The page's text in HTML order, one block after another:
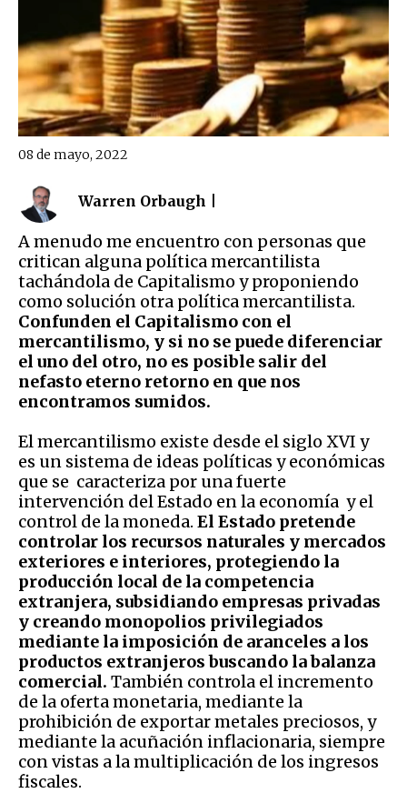
Warren Orbaugh |
08 de mayo, 2022
A menudo me encuentro con personas que
critican alguna política mercantilista
tachándola de Capitalismo y proponiendo
como solución otra política mercantilista.
Confunden el Capitalismo con el
mercantilismo, y si no se puede diferenciar
el uno del otro, no es posible salir del
nefasto eterno retorno en que nos
encontramos sumidos.
El mercantilismo existe desde el siglo XVI y
es un sistema de ideas políticas y económicas
que se caracteriza por una fuerte
intervención del Estado en la economía y el
control de la moneda. El Estado pretende
controlar los recursos naturales y mercados
exteriores e interiores, protegiendo la
producción local de la competencia
extranjera, subsidiando empresas privadas
y creando monopolios privilegiados
mediante la imposición de aranceles a los
productos extranjeros buscando la balanza
comercial. También controla el incremento
de la oferta monetaria, mediante la
prohibición de exportar metales preciosos, y
mediante la acuñación inflacionaria, siempre
con vistas a la multiplicación de los ingresos
fiscales.